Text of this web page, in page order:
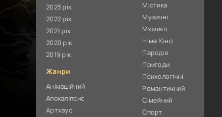
2023 рік
2022 рік
2021 рік
2020 рік
2019 рік
Жанри
Анімаційний
Апокаліпсис
Артхаус
Містика
Музичні
Мюзикл
Німе Кіно
Пародія
Пригоди
Психологічні
Романтичний
Сімейний
Спорт